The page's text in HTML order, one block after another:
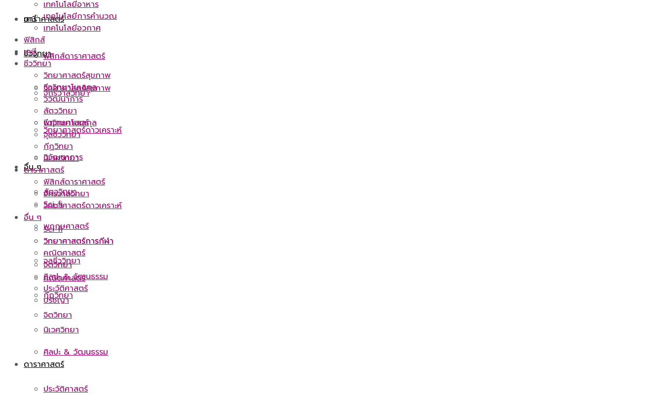
ดาราศาสตร์
ฟิสิกส์ดาราศาสตร์
จักรวาลวิทยา
วิทยาศาสตร์ดาวเคราะห์
อื่น ๆ
Sci-fi
วิทยาศาสตร์การกีฬา
คณิตศาสตร์
จิตวิทยา
ศิลปะ & วัฒนธรรม
ประวัติศาสตร์
เคมี
ชีววิทยา
วิทยาศาสตร์สุขภาพ
ชีววิทยาโมเลกุล
วิวัฒนาการ
สัตววิทยา
พฤกษศาสตร์
จุลชีววิทยา
กีฏวิทยา
นิเวศวิทยา
ดาราศาสตร์
เทคโนโลยีอาหาร
เทคโนโลยีการคำนวณ
เทคโนโลยีอวกาศ
ฟิสิกส์
เคมี
ชีววิทยา
วิทยาศาสตร์สุขภาพ
ชีววิทยาโมเลกุล
วิวัฒนาการ
สัตววิทยา
พฤกษศาสตร์
จุลชีววิทยา
กีฏวิทยา
นิเวศวิทยา
ดาราศาสตร์
ฟิสิกส์ดาราศาสตร์
จักรวาลวิทยา
วิทยาศาสตร์ดาวเคราะห์
อื่น ๆ
Sci-fi
วิทยาศาสตร์การกีฬา
คณิตศาสตร์
จิตวิทยา
ศิลปะ & วัฒนธรรม
ประวัติศาสตร์
ปรัชญา